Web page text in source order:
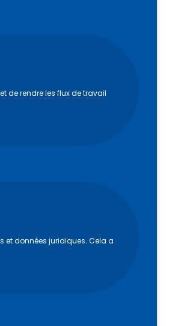
de rendre les flux de travail
et données juridiques. Cela a